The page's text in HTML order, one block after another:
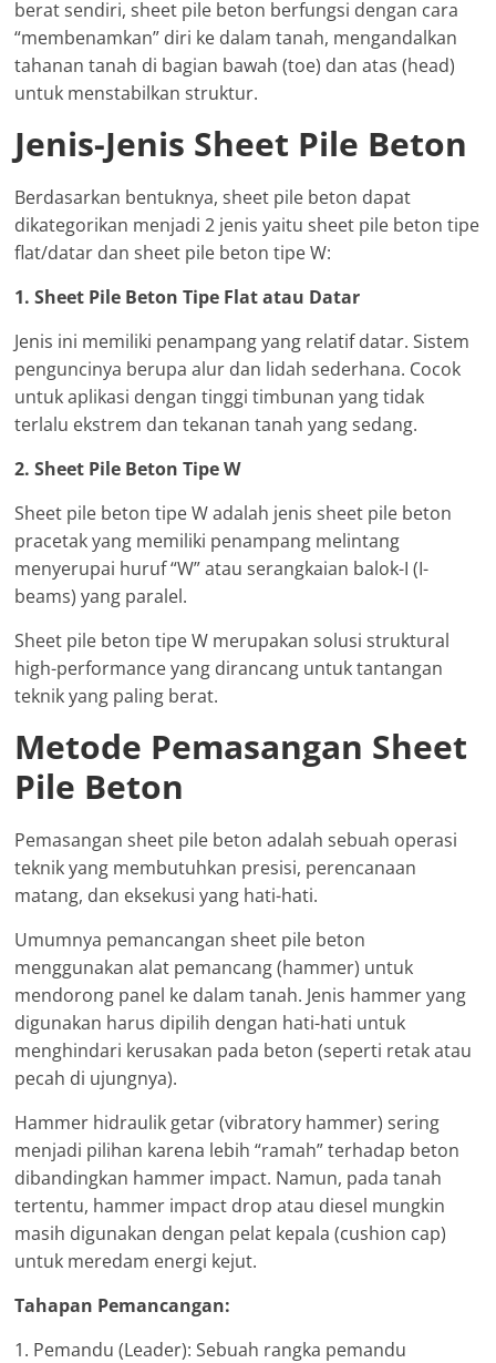
berat sendiri, sheet pile beton berfungsi dengan cara
“membenamkan” diri ke dalam tanah, mengandalkan
tahanan tanah di bagian bawah (toe) dan atas (head)
untuk menstabilkan struktur.
Jenis-Jenis Sheet Pile Beton
Berdasarkan bentuknya, sheet pile beton dapat
dikategorikan menjadi 2 jenis yaitu sheet pile beton tipe
flat/datar dan sheet pile beton tipe W:
1. Sheet Pile Beton Tipe Flat atau Datar
Jenis ini memiliki penampang yang relatif datar. Sistem
penguncinya berupa alur dan lidah sederhana. Cocok
untuk aplikasi dengan tinggi timbunan yang tidak
terlalu ekstrem dan tekanan tanah yang sedang.
2. Sheet Pile Beton Tipe W
Sheet pile beton tipe W adalah jenis sheet pile beton
pracetak yang memiliki penampang melintang
menyerupai huruf “W” atau serangkaian balok-I (I-
beams) yang paralel.
Sheet pile beton tipe W merupakan solusi struktural
high-performance yang dirancang untuk tantangan
teknik yang paling berat.
Metode Pemasangan Sheet
Pile Beton
Pemasangan sheet pile beton adalah sebuah operasi
teknik yang membutuhkan presisi, perencanaan
matang, dan eksekusi yang hati-hati.
Umumnya pemancangan sheet pile beton
menggunakan alat pemancang (hammer) untuk
mendorong panel ke dalam tanah. Jenis hammer yang
digunakan harus dipilih dengan hati-hati untuk
menghindari kerusakan pada beton (seperti retak atau
pecah di ujungnya).
Hammer hidraulik getar (vibratory hammer) sering
menjadi pilihan karena lebih “ramah” terhadap beton
dibandingkan hammer impact. Namun, pada tanah
tertentu, hammer impact drop atau diesel mungkin
masih digunakan dengan pelat kepala (cushion cap)
untuk meredam energi kejut.
Tahapan Pemancangan:
1. Pemandu (Leader): Sebuah rangka pemandu